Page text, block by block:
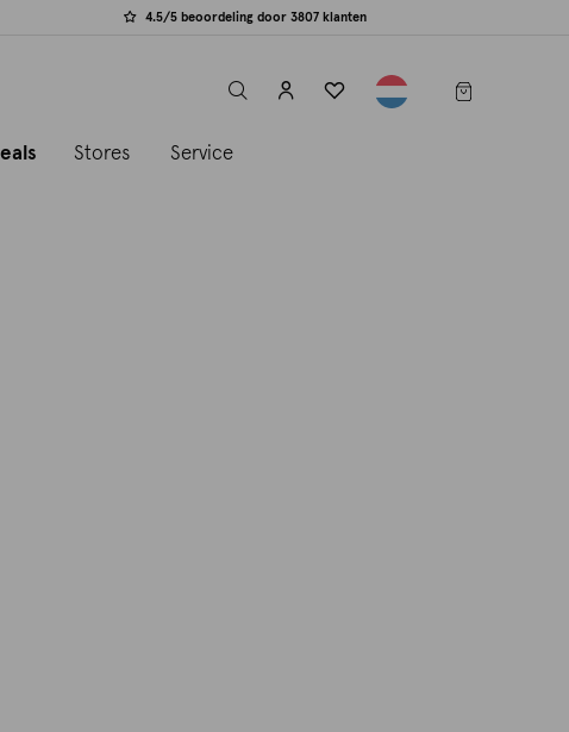
4.5/5 beoordeling door 3807 klanten
label.header.toggle
Stores Service